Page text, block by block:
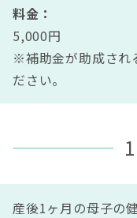
料金：
5,000円
※補助金が助成され
ださい。
産後1ヶ月の母子の